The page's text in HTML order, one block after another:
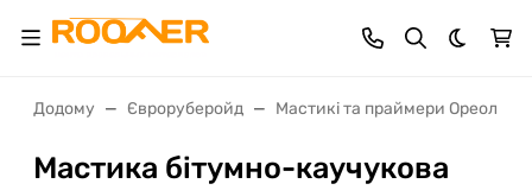
Dark
Додому Євроруберойд Мастикі та праймери Ореол-1
Мастика бітумно-каучукова